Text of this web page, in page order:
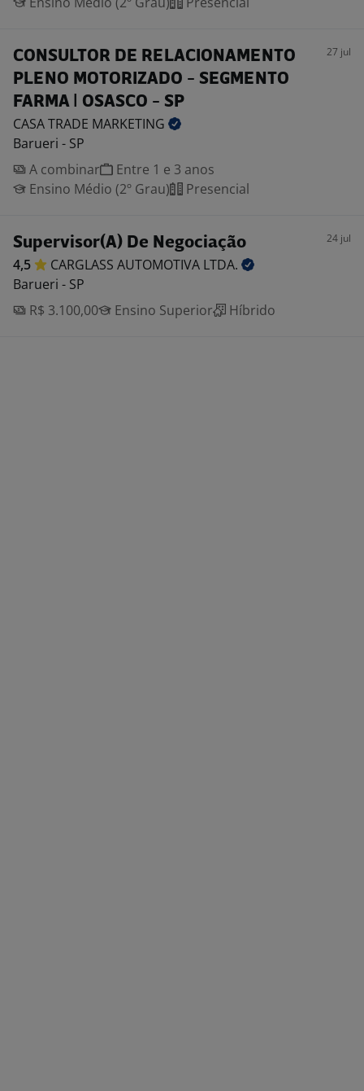
CONSULTOR DE RELACIONAMENTO
PLENO MOTORIZADO - SEGMENTO
FARMA | OSASCO - SP
27 jul
CASA TRADE MARKETING
Barueri - SP
A combinar
Entre 1 e 3 anos
Ensino Médio (2º Grau)
Presencial
Supervisor(A) De Negociação 24 jul
4,5 CARGLASS AUTOMOTIVA LTDA.
Barueri - SP
R$ 3.100,00
Ensino Superior Híbrido